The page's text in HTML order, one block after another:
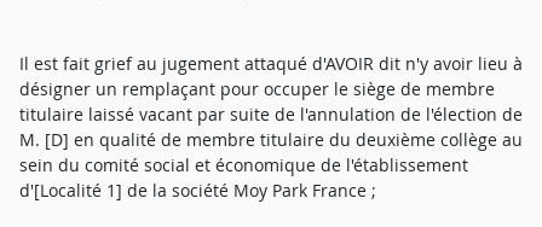
Il est fait grief au jugement attaqué d'AVOIR dit n'y avoir lieu à
désigner un remplaçant pour occuper le siège de membre
titulaire laissé vacant par suite de l'annulation de l'élection de
M. [D] en qualité de membre titulaire du deuxième collège au
sein du comité social et économique de l'établissement
d'[Localité 1] de la société Moy Park France ;